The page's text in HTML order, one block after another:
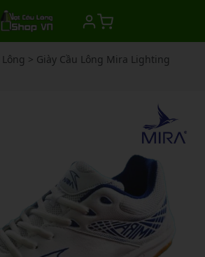
> Giày Cầu Lông Mira Lighting